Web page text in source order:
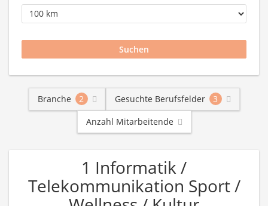
Branche 2 Gesuchte Berufsfelder
3
Anzahl Mitarbeitende
1 Informatik /
Telekommunikation Sport /